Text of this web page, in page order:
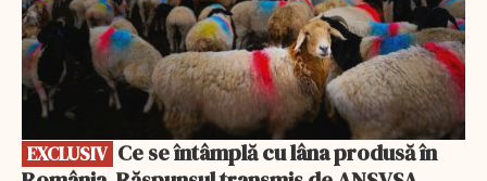
EXCLUSIV